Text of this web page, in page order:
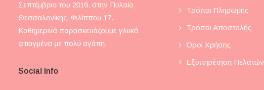
Σεπτέμβριο του 2016, στην Πυλαία
Θεσσαλονίκης, Φιλίππου 17.
Καθημερινά παρασκευάζουμε γλυκά
φτιαγμένα με πολύ αγάπη.
Social Info
Τρόποι Πληρωμής
Τρόποι Αποστολής
Όροι Χρήσης
Εξυπηρέτηση Πελατών